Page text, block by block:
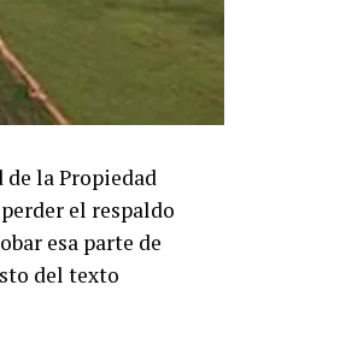
la Propiedad
el respaldo
esa parte de
del texto